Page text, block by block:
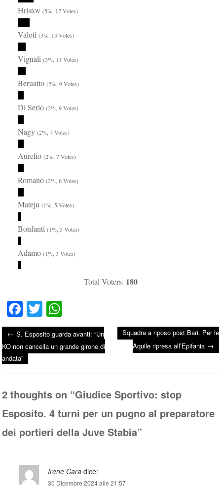
Hristov(5%, 17 Votes)
Valoti(3%, 13 Votes)
Vignali(3%, 11 Votes)
Beruatto(2%, 9 Votes)
Di Serio(2%, 9 Votes)
Nagy(2%, 7 Votes)
Aurelio(2%, 7 Votes)
Romano(2%, 6 Votes)
Mateju(1%, 5 Votes)
Bonfanti(1%, 5 Votes)
Adamo(1%, 3 Votes)
Total Voters: 180
Fa
ce
bo
ok
T
wi
tte
r
ha
ts
A
pp
Post navigation
← S. Esposito guarda avanti: “Un
KO non cancella un grande girone di
andata”
Squadra a riposo post Bari. Per le
Aquile ripresa all’Epifania →
2 thoughts on “Giudice Sportivo: stop
Esposito. 4 turni per un pugno al preparatore
dei portieri della Juve Stabia”
Irene Cara dice:
30 Dicembre 2024 alle 21:57